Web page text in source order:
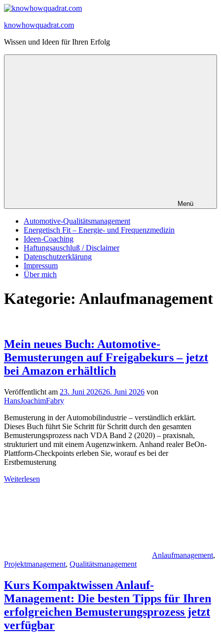
Zum
springen
knowhowquadrat.com
Wissen und Ideen für Ihren Erfolg
Menü
Automotive-Qualitätsmanagement
Energetisch Fit – Energie- und Frequenzmedizin
Ideen-Coaching
Haftungsauschluß / Disclaimer
Datenschutzerklärung
Impressum
Über mich
Kategorie: Anlaufmanagement
Mein neues Buch: Automotive-
Bemusterungen auf Freigabekurs – jetzt
bei Amazon erhältlich
Veröffentlicht am 23. Juni 202626. Juni 2026 von
HansJoachimFabry
Bemusterung in der Automobilindustrie – verständlich erklärt.
Dieses Buch führt Sie Schritt für Schritt durch den gesamten
Bemusterungsprozess nach VDA Band 2 (2020) – praxisnah,
strukturiert und mit einem Augenzwinkern. Anhand realer BeOn-
Plattform-Checkpoints erleben Sie, worauf es bei der
Erstbemusterung
Weiterlesen
Anlaufmanagement,
Projektmanagement, Qualitätsmanagement
Kurs Kompaktwissen Anlauf-
Management: Die besten Tipps für Ihren
erfolgreichen Bemusterungsprozess jetzt
verfügbar